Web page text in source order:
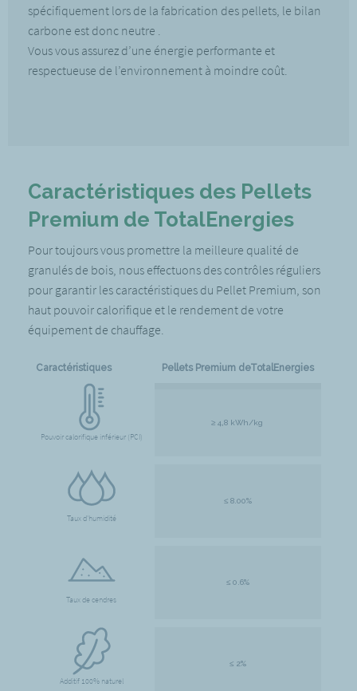
spécifiquement lors de la fabrication des pellets, le bilan
carbone est donc neutre .
Vous vous assurez d’une énergie performante et
respectueuse de l’environnement à moindre coût.
Caractéristiques des Pellets
Premium de TotalEnergies
Pour toujours vous promettre la meilleure qualité de
granulés de bois, nous effectuons des contrôles réguliers
pour garantir les caractéristiques du Pellet Premium, son
haut pouvoir calorifique et le rendement de votre
équipement de chauffage.
Caractéristiques Pellets Premium deTotalEnergies
Pouvoir calorifique inférieur (PCI)
≥ 4,8 kWh/kg
Taux d'humidité
≤ 8.00%
Taux de cendres
≤ 0.6%
Additif 100% naturel
≤ 2%